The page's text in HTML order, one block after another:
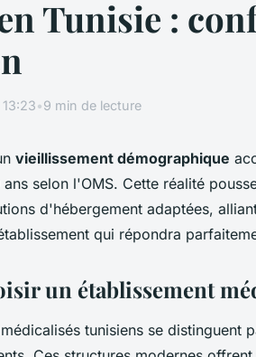
Tunisie :
•9 min de lecture
vieillissement démographique
selon l'OMS. Cette réalité
d'hébergement adaptées,
qui répondra
un établissement
tunisiens se distinguent